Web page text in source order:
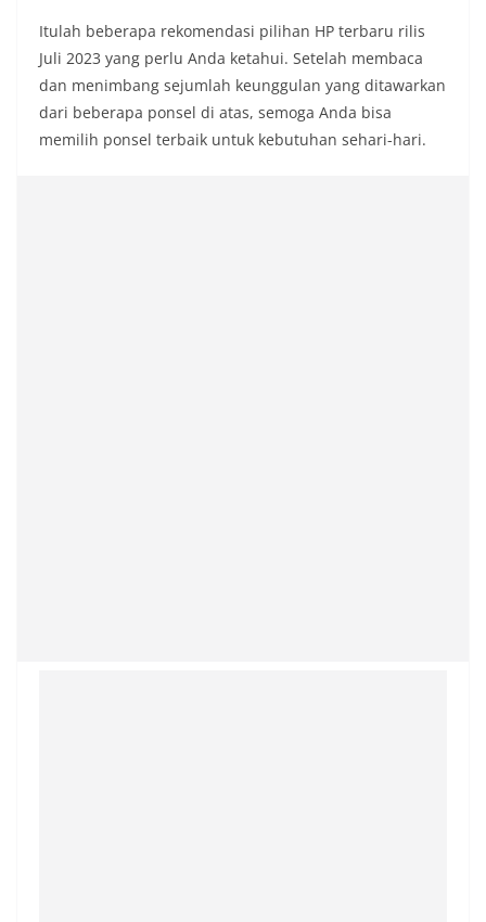
Itulah beberapa rekomendasi pilihan HP terbaru rilis
Juli 2023 yang perlu Anda ketahui. Setelah membaca
dan menimbang sejumlah keunggulan yang ditawarkan
dari beberapa ponsel di atas, semoga Anda bisa
memilih ponsel terbaik untuk kebutuhan sehari-hari.